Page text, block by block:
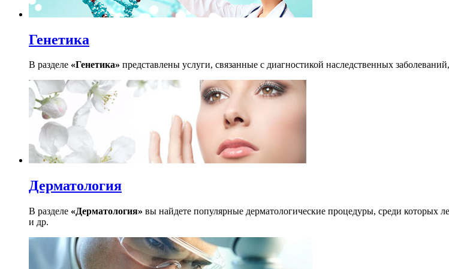
Генетика
В разделе «Генетика» представлены услуги, связанные с диагностикой наследственных
Дерматология
В разделе «Дерматология» вы найдете популярные дерматологические процедуры, среди которых
и др.